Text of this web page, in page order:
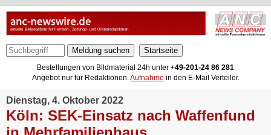
Meldung suchen
Bestellungen von Bildmaterial 24h unter +49-201-24 86 281
Angebot nur für Redaktionen.Aufnahme in den E-Mail Verteiler.
Dienstag, 4. Oktober 2022
Köln: SEK-Einsatz nach Waffenfund